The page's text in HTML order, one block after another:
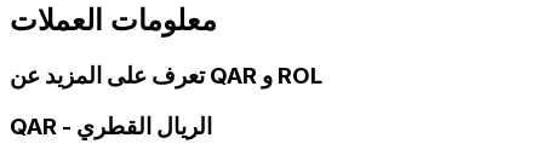
معلومات العملات
تعرف على المزيد عن QAR و ROL
QAR - الريال القطري